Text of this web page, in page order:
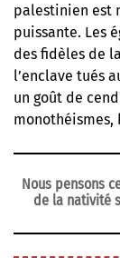
palestinien est
puissante. Les
des fidèles de
l’enclave tués
un goût de
monothéismes,
Nous pensons
de la nativité